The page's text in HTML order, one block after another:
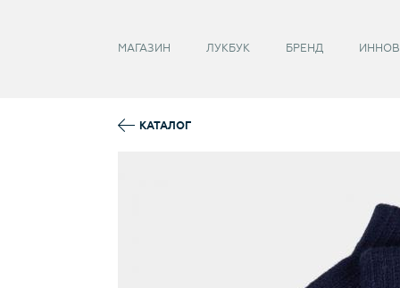
МАГАЗИН ЛУКБУК БРЕНД
КАТАЛОГ